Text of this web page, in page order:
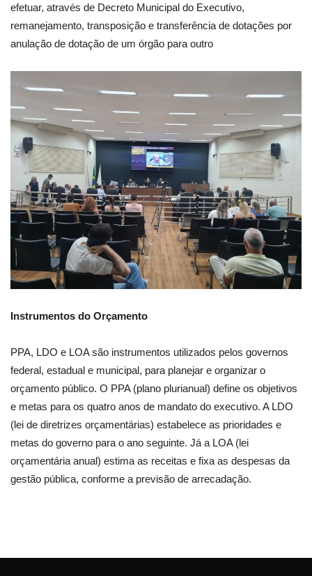
efetuar, através de Decreto Municipal do Executivo,
remanejamento, transposição e transferência de dotações por
anulação de dotação de um órgão para outro
Instrumentos do Orçamento
PPA, LDO e LOA são instrumentos utilizados pelos governos
federal, estadual e municipal, para planejar e organizar o
orçamento público. O PPA (plano plurianual) define os objetivos
e metas para os quatro anos de mandato do executivo. A LDO
(lei de diretrizes orçamentárias) estabelece as prioridades e
metas do governo para o ano seguinte. Já a LOA (lei
orçamentária anual) estima as receitas e fixa as despesas da
gestão pública, conforme a previsão de arrecadação.